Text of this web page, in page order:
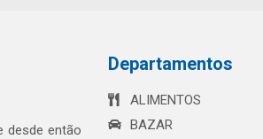
desde então
Departamentos
ALIMENTOS
BAZAR